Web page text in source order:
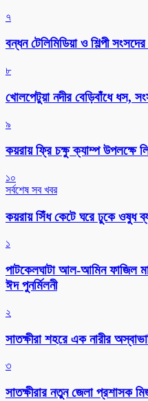
৭
বন্ধন টেলিমিডিয়া ও শিল্পী সংসদের
৮
খোলপেটুয়া নদীর বেড়িবাঁধে ধস,
৯
কয়রায় ফ্রি চক্ষু ক্যাম্প উপলক্ষে
১০
সর্বশেষ সব খবর
কয়রায় সিঁধ কেটে ঘরে ঢুকে ওষুধ
১
পাটকেলঘাটা আল-আমিন ফাজিল
ঈদ পুনর্মিলনী
২
সাতক্ষীরা শহরে এক নারীর
৩
সাতক্ষীরার নতুন জেলা প্রশাসক